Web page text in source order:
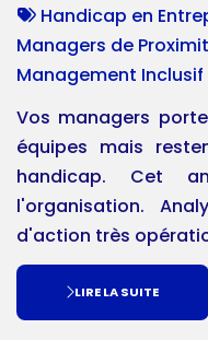
:
par
Tags
:
Handicap en
Managers de
Management Inclusif
Vos managers
équipes mais
handicap. Cet
l'organisation.
d'action très
LIRE LA SUITE